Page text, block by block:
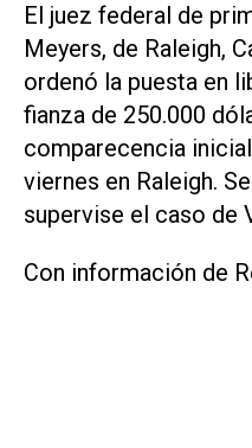
El juez federal de
Meyers, de Raleigh,
ordenó la ⁠puesta en
fianza de 250.000
comparecencia
viernes en Raleigh.
supervise el caso de
Con información de